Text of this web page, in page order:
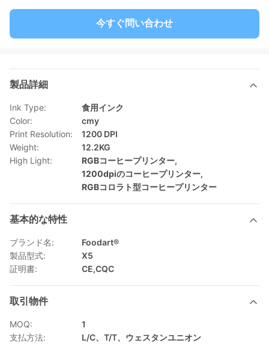
今すぐ問い合わせ
製品詳細
Ink Type:
食用インク
Color:
cmy
Print Resolution:
1200 DPI
Weight:
12.2KG
High Light:
RGBコーヒープリンター,
1200dpiのコーヒープリンター,
RGBコロラト型コーヒープリンター
基本的な特性
ブランド名:
Foodart®
製品型式:
X5
証明書:
CE,CQC
取引物件
MOQ:
1
支払方法:
L/C、T/T、ウェスタンユニオン